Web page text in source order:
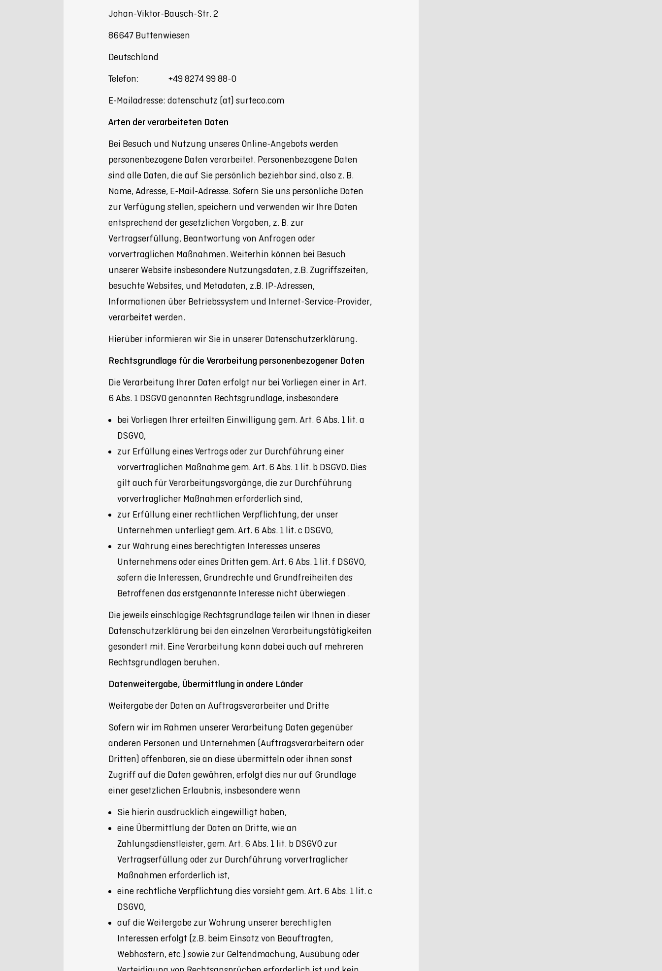
Johan-Viktor-Bausch-Str. 2
86647 Buttenwiesen
Deutschland
Telefon: +49 8274 99 88-0
E-Mailadresse: datenschutz (at) surteco.com
Arten der verarbeiteten Daten
Bei Besuch und Nutzung unseres Online-Angebots werden
personenbezogene Daten verarbeitet. Personenbezogene Daten
sind alle Daten, die auf Sie persönlich beziehbar sind, also z. B.
Name, Adresse, E-Mail-Adresse. Sofern Sie uns persönliche Daten
zur Verfügung stellen, speichern und verwenden wir Ihre Daten
entsprechend der gesetzlichen Vorgaben, z. B. zur
Vertragserfüllung, Beantwortung von Anfragen oder
vorvertraglichen Maßnahmen. Weiterhin können bei Besuch
unserer Website insbesondere Nutzungsdaten, z.B. Zugriffszeiten,
besuchte Websites, und Metadaten, z.B. IP-Adressen,
Informationen über Betriebssystem und Internet-Service-Provider,
verarbeitet werden.
Hierüber informieren wir Sie in unserer Datenschutzerklärung.
Rechtsgrundlage für die Verarbeitung personenbezogener Daten
Die Verarbeitung Ihrer Daten erfolgt nur bei Vorliegen einer in Art.
6 Abs. 1 DSGVO genannten Rechtsgrundlage, insbesondere
bei Vorliegen Ihrer erteilten Einwilligung gem. Art. 6 Abs. 1 lit. a
DSGVO,
zur Erfüllung eines Vertrags oder zur Durchführung einer
vorvertraglichen Maßnahme gem. Art. 6 Abs. 1 lit. b DSGVO. Dies
gilt auch für Verarbeitungsvorgänge, die zur Durchführung
vorvertraglicher Maßnahmen erforderlich sind,
zur Erfüllung einer rechtlichen Verpflichtung, der unser
Unternehmen unterliegt gem. Art. 6 Abs. 1 lit. c DSGVO,
zur Wahrung eines berechtigten Interesses unseres
Unternehmens oder eines Dritten gem. Art. 6 Abs. 1 lit. f DSGVO,
sofern die Interessen, Grundrechte und Grundfreiheiten des
Betroffenen das erstgenannte Interesse nicht überwiegen .
Die jeweils einschlägige Rechtsgrundlage teilen wir Ihnen in dieser
Datenschutzerklärung bei den einzelnen Verarbeitungstätigkeiten
gesondert mit. Eine Verarbeitung kann dabei auch auf mehreren
Rechtsgrundlagen beruhen.
Datenweitergabe, Übermittlung in andere Länder
Weitergabe der Daten an Auftragsverarbeiter und Dritte
Sofern wir im Rahmen unserer Verarbeitung Daten gegenüber
anderen Personen und Unternehmen (Auftragsverarbeitern oder
Dritten) offenbaren, sie an diese übermitteln oder ihnen sonst
Zugriff auf die Daten gewähren, erfolgt dies nur auf Grundlage
einer gesetzlichen Erlaubnis, insbesondere wenn
Sie hierin ausdrücklich eingewilligt haben,
eine Übermittlung der Daten an Dritte, wie an
Zahlungsdienstleister, gem. Art. 6 Abs. 1 lit. b DSGVO zur
Vertragserfüllung oder zur Durchführung vorvertraglicher
Maßnahmen erforderlich ist,
eine rechtliche Verpflichtung dies vorsieht gem. Art. 6 Abs. 1 lit. c
DSGVO,
auf die Weitergabe zur Wahrung unserer berechtigten
Interessen erfolgt (z.B. beim Einsatz von Beauftragten,
Webhostern, etc.) sowie zur Geltendmachung, Ausübung oder